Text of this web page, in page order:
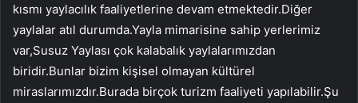
kısmı yaylacılık faaliyetlerine devam etmektedir.Diğer
yaylalar atıl durumda.Yayla mimarisine sahip yerlerimiz
var,Susuz Yaylası çok kalabalık yaylalarımızdan
biridir.Bunlar bizim kişisel olmayan kültürel
miraslarımızdır.Burada birçok turizm faaliyeti yapılabilir.Şu